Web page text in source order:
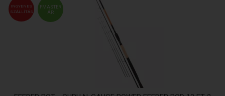
FMASTER
ÁR
INGYENES
SZÁLLÍTÁS